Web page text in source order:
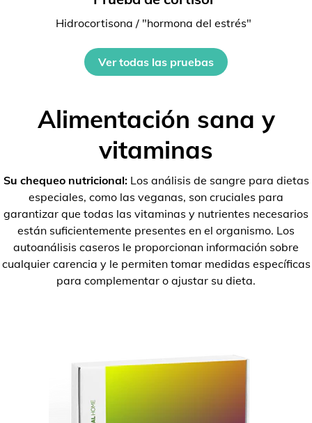
Hidrocortisona / "hormona del estrés"
Ver todas las pruebas
Alimentación sana y
vitaminas
Su chequeo nutricional:Los análisis de sangre para dietas
especiales, como las veganas, son cruciales para
garantizar que todas las vitaminas y nutrientes necesarios
están suficientemente presentes en el organismo. Los
autoanálisis caseros le proporcionan información sobre
cualquier carencia y le permiten tomar medidas específicas
para complementar o ajustar su dieta.